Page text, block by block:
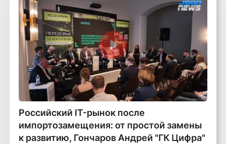
Смотреть видео
Российский IT-рынок после
импортозамещения: от простой замены
к развитию, Гончаров Андрей "ГК Цифра"